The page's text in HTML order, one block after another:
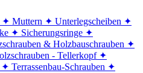
✦ Muttern ✦ Unterlegscheiben ✦
✦ Sicherungsringe ✦
& Holzbauschrauben ✦
- Tellerkopf ✦
✦ Terrassenbau-Schrauben ✦